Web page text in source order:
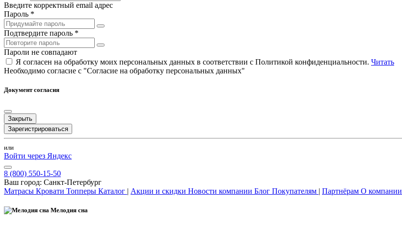
Введите корректный email адрес
Пароль *
Подтвердите пароль *
Пароли не совпадают
Я согласен на обработку моих персональных данных в соответствии с Политикой конфиденциальности. Читать
Необходимо согласие с "Согласие на обработку персональных данных"
Документ согласия
Закрыть
Зарегистрироваться
или
Войти через Яндекс
8 (800) 550-15-50
Ваш город: Санкт-Петербург
Матрасы Кровати Топперы Каталог | Акции и скидки Новости компании Блог Покупателям | Партнёрам О компании
Мелодия сна